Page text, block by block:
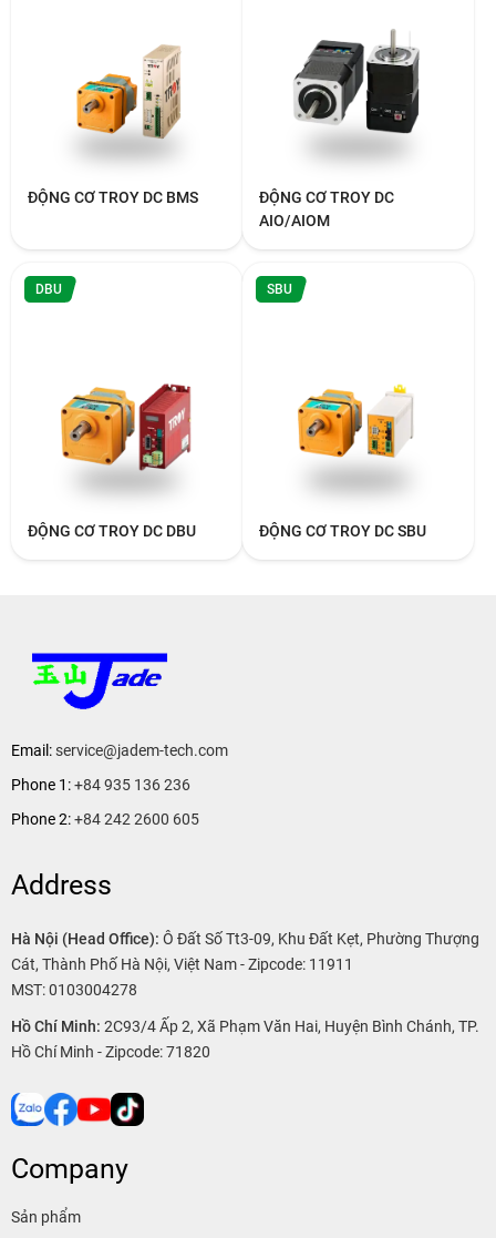
ĐỘNG CƠ TROY DC BMS
ĐỘNG CƠ TROY DC
AIO/AIOM
DBU
ĐỘNG CƠ TROY DC DBU
SBU
ĐỘNG CƠ TROY DC SBU
Email:service@jadem-tech.com
Phone 1:+84 935 136 236
Phone 2:+84 242 2600 605
Address
Hà Nội (Head Office): Ô Đất Số Tt3-09, Khu Đất Kẹt, Phường Thượng
Cát, Thành Phố Hà Nội, Việt Nam - Zipcode: 11911
MST: 0103004278
Hồ Chí Minh: 2C93/4 Ấp 2, Xã Phạm Văn Hai, Huyện Bình Chánh, TP.
Hồ Chí Minh - Zipcode: 71820
Company
Sản phẩm